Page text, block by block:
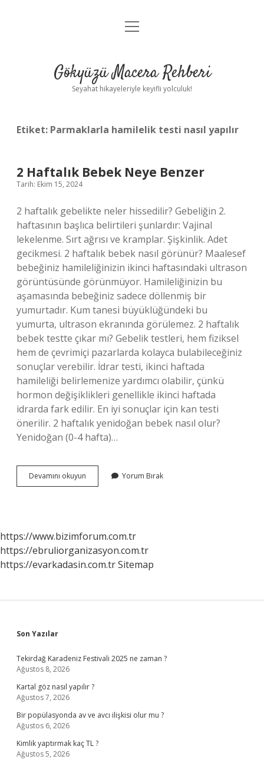
Anasayfa
Yasal Uyarı
menüyü
Gökyüzü Macera Rehberi
Seyahat hikayeleriyle keyifli yolculuk!
Etiket: Parmaklarla hamilelik testi nasıl yapılır
2 Haftalık Bebek Neye Benzer
Tarih: Ekim 15, 2024
2 haftalık gebelikte neler hissedilir? Gebeliğin 2.
haftasının başlıca belirtileri şunlardır: Vajinal
lekelenme. Sırt ağrısı ve kramplar. Şişkinlik. Adet
gecikmesi. 2 haftalık bebek nasıl görünür? Maalesef
bebeğiniz hamileliğinizin ikinci haftasındaki ultrason
görüntüsünde görünmüyor. Hamileliğinizin bu
aşamasında bebeğiniz sadece döllenmiş bir
yumurtadır. Kum tanesi büyüklüğündeki bu
yumurta, ultrason ekranında görülemez. 2 haftalık
bebek testte çıkar mı? Gebelik testleri, hem fiziksel
hem de çevrimiçi pazarlarda kolayca bulabileceğiniz
sonuçlar verebilir. İdrar testi, ikinci haftada
hamileliği belirlemenize yardımcı olabilir, çünkü
hormon değişiklikleri genellikle ikinci haftada
idrarda fark edilir. En iyi sonuçlar için kan testi
önerilir. 2 haftalık yenidoğan bebek nasıl olur?
Yenidoğan (0-4 hafta)…
Devamını okuyun
Haftalık
Yorum Bırak
https://www.bizimforum.com.tr
https://ebruliorganizasyon.com.tr
https://evarkadasin.com.trSitemap
Sidebar
Son Yazılar
Tekirdağ Karadeniz Festivali 2025 ne zaman ?
Ağustos 8, 2026
Kartal göz nasıl yapılır ?
Ağustos 7, 2026
Bir popülasyonda av ve avcı ilişkisi olur mu ?
Ağustos 6, 2026
Kimlik yaptırmak kaç TL ?
Ağustos 5, 2026